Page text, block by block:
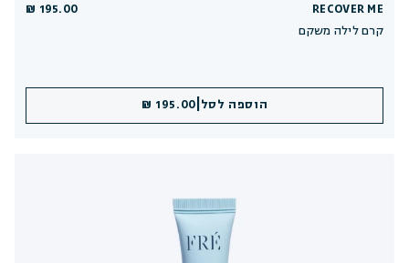
RECOVER ME
קרם לילה משקם
195.00 ₪
הוספה לסל 195.00 ₪